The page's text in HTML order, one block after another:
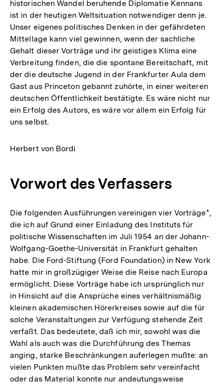
historischen Wandel beruhende Diplomatie Kennans
ist in der heutigen Weltsituation notwendiger denn je.
Unser eigenes politisches Denken in der gefährdeten
Mittellage kann viel gewinnen, wenn der sachliche
Gehalt dieser Vorträge und ihr geistiges Klima eine
Verbreitung finden, die die spontane Bereitschaft, mit
der die deutsche Jugend in der Frankfurter Aula dem
Gast aus Princeton gebannt zuhörte, in einer weiteren
deutschen Öffentlichkeit bestätigte. Es wäre nicht nur
ein Erfolg des Autors, es wäre vor allem ein Erfolg für
uns selbst.
Herbert von Bordi
Vorwort des Verfassers
Die folgenden Ausführungen vereinigen vier Vorträge*,
die ich auf Grund einer Einladung des Instituts für
politische Wissenschaften im Juli 1954 an der Johann-
Wolfgang-Goethe-Universität in Frankfurt gehalten
habe. Die Ford-Stiftung (Ford Foundation) in New York
hatte mir in großzügiger Weise die Reise nach Europa
ermöglicht. Diese Vorträge habe ich ursprünglich nur
in Hinsicht auf die Ansprüche eines verhältnismäßig
kleinen akademischen Hörerkreises sowie auf die für
solche Veranstaltungen zur Verfügung stehende Zeit
verfaßt. Das bedeutete, daß ich mir, sowohl was die
Wahl als auch was die Durchführung des Themas
anging, starke Beschränkungen auferlegen mußte: an
vielen Punkten mußte das Problem sehr vereinfacht
oder das Material konnte nur andeutungsweise